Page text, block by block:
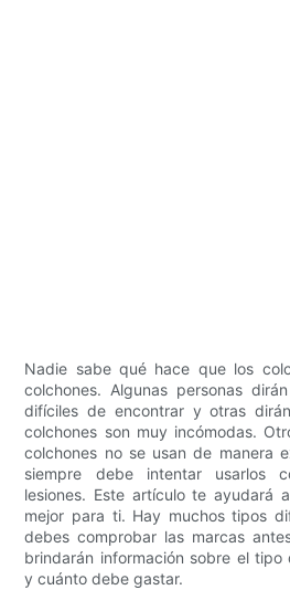
Nadie sabe qué hace que los
colchones. Algunas personas
difíciles de encontrar y otras
colchones son muy incómodas.
colchones no se usan de manera
siempre debe intentar usarlos
lesiones. Este artículo te ayudará
mejor para ti. Hay muchos tipos
debes comprobar las marcas
brindarán información sobre el
y cuánto debe gastar.